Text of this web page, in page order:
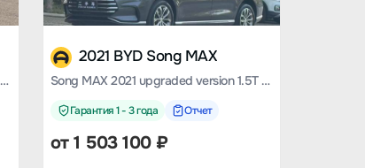
Song MAX 2021 upgraded version 1.5T automatic luxury 7-seater
2021 BYD Song MAX
Song MAX 2021 upgraded version 1.5T automatic luxury 7-seater
Гарантия 1 - 3 года Отчет
от1 503 100₽